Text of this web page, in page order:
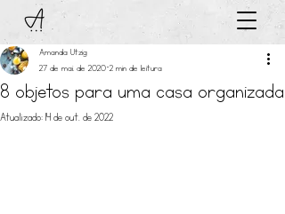
8 objetos para uma casa organizada
Amanda Utzig
27 de mai. de 2020 2 min de leitura
Atualizado: 14 de out. de 2022